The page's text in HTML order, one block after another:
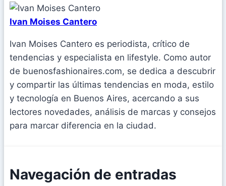
Ivan Moises Cantero
Ivan Moises Cantero es periodista, crítico de
tendencias y especialista en lifestyle. Como autor
de buenosfashionaires.com, se dedica a descubrir
y compartir las últimas tendencias en moda, estilo
y tecnología en Buenos Aires, acercando a sus
lectores novedades, análisis de marcas y consejos
para marcar diferencia en la ciudad.
Navegación de entradas